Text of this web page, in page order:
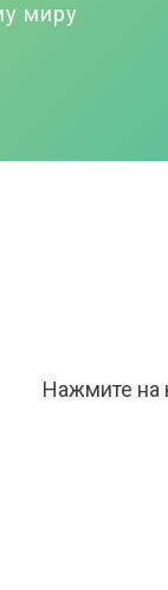
миру
Нажмите на